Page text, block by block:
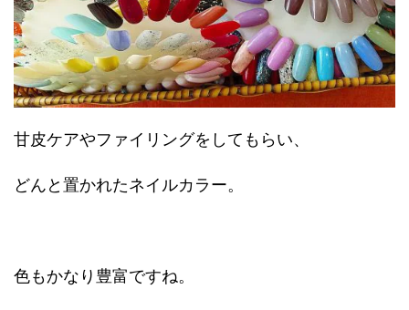
甘皮ケアやファイリングをしてもらい、
どんと置かれたネイルカラー。
色もかなり豊富ですね。